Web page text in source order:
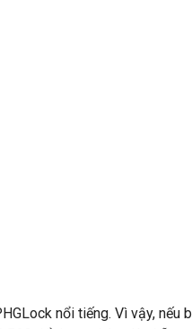
nổi tiếng. Vì vậy, nếu